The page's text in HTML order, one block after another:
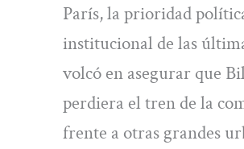
París, la prioridad
institucional de las
volcó en asegurar que
perdiera el tren de la
frente a otras grandes